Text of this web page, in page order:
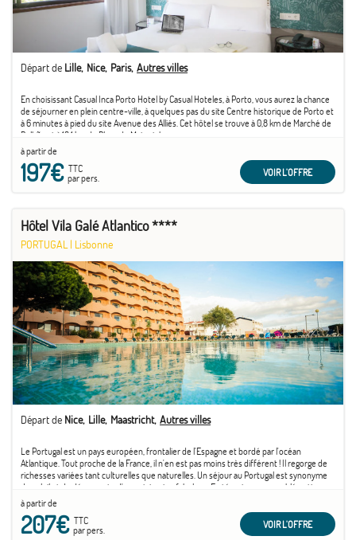
Départ de Lille Nice Paris Autres villes
En choisissant Casual Inca Porto Hotel by Casual Hoteles, à Porto, vous aurez la chance
de séjourner en plein centre-ville, à quelques pas du site Centre historique de Porto et
à 6 minutes à pied du site Avenue des Alliés. Cet hôtel se trouve à 0,8 km de Marché de
Bolhão et à 18,1 km de Plage de Matosinhos.
à partir de
197€TTC
par pers.
VOIR L'OFFRE
Hôtel Vila Galé Atlantico ****
PORTUGAL | Lisbonne
Départ de Nice Lille Maastricht Autres villes
Le Portugal est un pays européen, frontalier de l'Espagne et bordé par l'océan
Atlantique. Tout proche de la France, il n'en est pas moins très différent ! Il regorge de
richesses variées tant culturelles que naturelles. Un séjour au Portugal est synonyme
de soleil et de découverte d'un patrimoine fabuleux. En témoigne son emblématique
capitale ...
à partir de
207€TTC
par pers.
VOIR L'OFFRE